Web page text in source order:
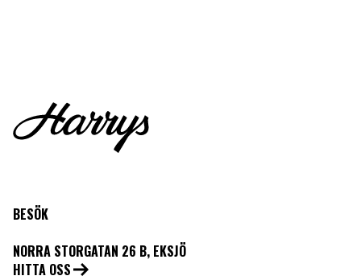
BESÖK
NORRA STORGATAN 26 B, EKSJÖ
HITTA OSS